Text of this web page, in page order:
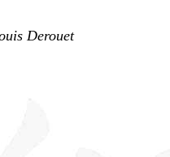
Derouet